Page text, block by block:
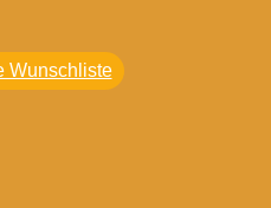
Wunschliste